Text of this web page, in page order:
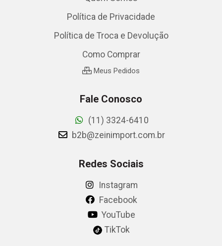
Política de Privacidade
Política de Troca e Devolução
Como Comprar
Meus Pedidos
Fale Conosco
(11) 3324-6410
b2b@zeinimport.com.br
Redes Sociais
Instagram
Facebook
YouTube
TikTok